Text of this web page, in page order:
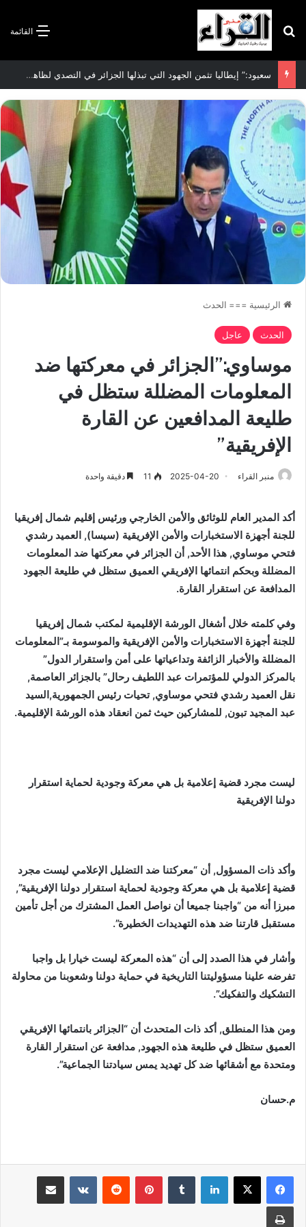
القائمة بحث عن
سعيود:” إيطاليا تثمن الجهود التي تبذلها الجزائر في التصدي لظاهرة الهجرة غير الشرعية”
الرئيسية === الحدث
الحدث عاجل
موساوي:”الجزائر في معركتها ضد
المعلومات المضللة ستظل في
طليعة المدافعين عن القارة
الإفريقية”
منبر القراء 2025-04-20
11 دقيقة واحدة
أكد المدير العام للوثائق والأمن الخارجي ورئيس إقليم شمال إفريقيا
للجنة أجهزة الاستخبارات والأمن الإفريقية (سيسا), العميد رشدي
فتحي موساوي, هذا الأحد, أن الجزائر في معركتها ضد المعلومات
المضللة وبحكم انتمائها الإفريقي العميق ستظل في طليعة الجهود
المدافعة عن استقرار القارة.
وفي كلمته خلال أشغال الورشة الإقليمية لمكتب شمال إفريقيا
للجنة أجهزة الاستخبارات والأمن الإفريقية والموسومة بـ”المعلومات
المضللة والأخبار الزائفة وتداعياتها على أمن واستقرار الدول”
بالمركز الدولي للمؤتمرات عبد اللطيف رحال” بالجزائر العاصمة,
نقل العميد رشدي فتحي موساوي, تحيات رئيس الجمهورية,السيد
عبد المجيد تبون, للمشاركين حيث ثمن انعقاد هذه الورشة الإقليمية.
ليست مجرد قضية إعلامية بل هي معركة وجودية لحماية استقرار
دولنا الإفريقية
وأكد ذات المسؤول, أن “معركتنا ضد التضليل الإعلامي ليست مجرد
قضية إعلامية بل هي معركة وجودية لحماية استقرار دولنا الإفريقية”,
مبرزا أنه من “واجبنا جميعا أن نواصل العمل المشترك من أجل تأمين
مستقبل قارتنا ضد هذه التهديدات الخطيرة”.
وأشار في هذا الصدد إلى أن “هذه المعركة ليست خيارا بل واجبا
تفرضه علينا مسؤوليتنا التاريخية في حماية دولنا وشعوبنا من محاولة
التشكيك والتفكيك”.
ومن هذا المنطلق, أكد ذات المتحدث أن “الجزائر بانتمائها الإفريقي
العميق ستظل في طليعة هذه الجهود, مدافعة عن استقرار القارة
ومتحدة مع أشقائها ضد كل تهديد يمس سيادتنا الجماعية”.
م.حسان
لينكدإن بينتيريست
طباعة